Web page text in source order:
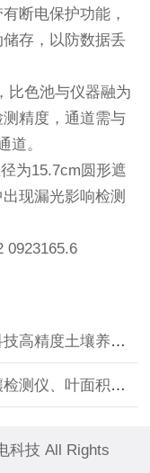
断电保护功能，
存，以防数据丢
比色池与仪器融为
精度，通道需与
道。
为15.7cm圆形遮
现漏光影响检测
0923165.6
度土壤养分检测仪
、叶面积测定仪
科技 All Rights